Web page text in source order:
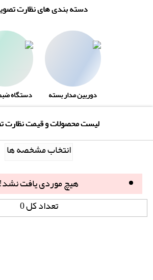
دسته بندی های نظارت
دوربین مدار بسته دستگاه
لیست محصولات و قیمت نظارت
انتخاب مشخصه ها
هیچ موردی یافت نشد!
تعداد کل 0